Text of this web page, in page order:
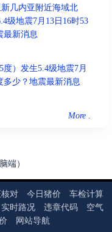
几内亚附近海域北
级地震7月13日16时53
最新消息
）发生5.4级地震7月
多少？地震最新消息
More .
端）
对 今日猪价
车检计算
实时路况 违章代码
空气
网站导航